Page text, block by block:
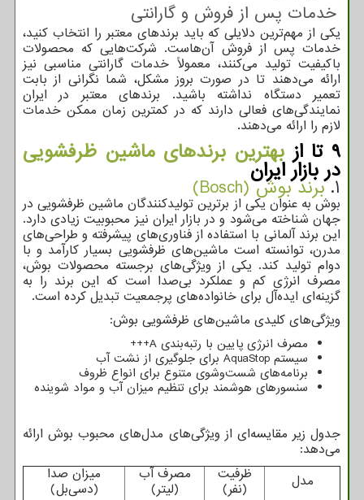
خدمات پس از فروش و گارانتی
یکی از مهم‌ترین دلایلی که باید برندهای معتبر را انتخاب کنید،
خدمات پس از فروش آن‌هاست. شرکت‌هایی که محصولات
باکیفیت تولید می‌کنند، معمولاً خدمات گارانتی مناسبی نیز
ارائه می‌دهند تا در صورت بروز مشکل، شما نگرانی از بابت
تعمیر دستگاه نداشته باشید. برندهای معتبر در ایران
نمایندگی‌های فعالی دارند که در کمترین زمان ممکن خدمات
لازم را ارائه می‌دهند.
9 تا از بهترین برندهای ماشین ظرفشویی
در بازار ایران
1. برند بوش (Bosch)
بوش به عنوان یکی از برترین تولیدکنندگان ماشین ظرفشویی در
جهان شناخته می‌شود و در بازار ایران نیز محبوبیت زیادی دارد.
این برند آلمانی با استفاده از فناوری‌های پیشرفته و طراحی‌های
مدرن، توانسته است ماشین‌های ظرفشویی بسیار کارآمد و با
دوام تولید کند. یکی از ویژگی‌های برجسته محصولات بوش،
مصرف انرژی کم و عملکرد بی‌صدا است که این برند را به
گزینه‌ای ایده‌آل برای خانواده‌های پرجمعیت تبدیل کرده است.
ویژگی‌های کلیدی ماشین‌های ظرفشویی بوش:
مصرف انرژی پایین با رتبه‌بندی A
+++
سیستم AquaStop برای جلوگیری از نشت آب
برنامه‌های شست‌وشوی متنوع برای انواع ظروف
سنسورهای هوشمند برای تنظیم میزان آب و مواد شوینده
جدول زیر مقایسه‌ای از ویژگی‌های مدل‌های محبوب بوش ارائه
می‌دهد:
مدل
ظرفیت
(نفر)
مصرف آب
(لیتر)
میزان صدا
(دسی‌بل)